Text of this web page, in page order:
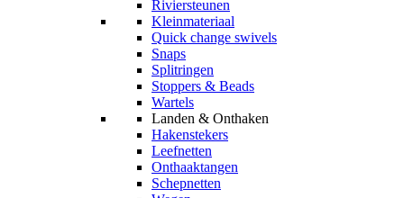
Riviersteunen
Kleinmateriaal
Quick change swivels
Snaps
Splitringen
Stoppers & Beads
Wartels
Landen & Onthaken
Hakenstekers
Leefnetten
Onthaaktangen
Schepnetten